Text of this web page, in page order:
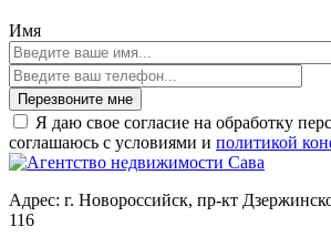
Имя
Перезвоните мне
Я даю свое согласие на обработку
соглашаюсь с условиями и политикой
Адрес: г. Новороссийск, пр-кт
116